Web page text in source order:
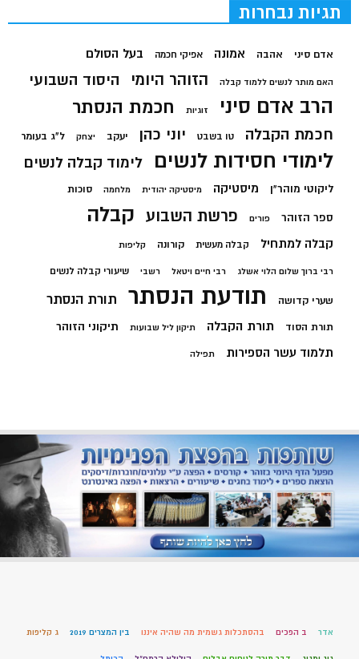
תגיות נבחרות
אדם סיני אהבה אמונה אפיקי חכמה בעל הסולם
האם מותר לנשים ללמוד קבלה הזוהר היומי היסוד השבועי
הרב אדם סיני זוגיות חכמת הנסתר
חכמת הקבלה טו בשבט יוני כהן יעקב יצחק ל"ג בעומר
לימודי חסידות לנשים לימוד קבלה לנשים
ליקוטי מוהר"ן מיסטיקה מיסטיקה יהודית מלחמה סוכות
ספר הזוהר פורים פרשת השבוע קבלה
קבלה למתחיל קבלה מעשית קורונה קליפות
רבי ברוך שלום הלוי אשלג רבי חיים ויטאל רשבי שיעורי קבלה לנשים
שערי קדושה תודעת הנסתר תורת הנסתר
תורת הסוד תורת הקבלה תיקון ליל שבועות תיקוני הזוהר
תלמוד עשר הספירות תפילה
אדר ב הפכים בהסתכלות גשמית מה שהיה איננו בין המצרים 2019 ג קליפות